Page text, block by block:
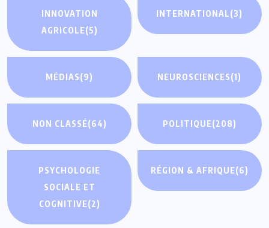
INNOVATION
AGRICOLE(5)
INTERNATIONAL(3)
MÉDIAS(9) NEUROSCIENCES(1)
NON CLASSÉ(64) POLITIQUE(208)
PSYCHOLOGIE
SOCIALE ET
COGNITIVE(2)
RÉGION & AFRIQUE(6)